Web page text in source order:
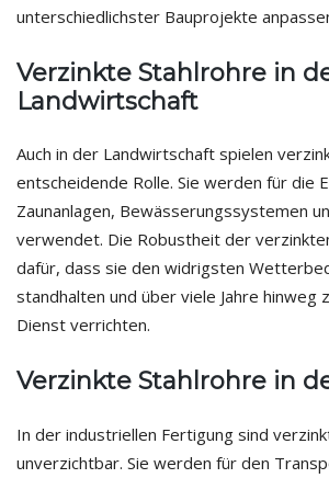
unterschiedlichster Bauprojekte
Verzinkte Stahlrohre in
Landwirtschaft
Auch in der Landwirtschaft spielen
entscheidende Rolle. Sie werden für die
Zaunanlagen, Bewässerungssystemen
verwendet. Die Robustheit der
dafür, dass sie den widrigsten
standhalten und über viele Jahre hinweg
Dienst verrichten.
Verzinkte Stahlrohre in
In der industriellen Fertigung sind
unverzichtbar. Sie werden für den